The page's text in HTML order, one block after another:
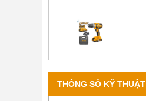
THÔNG SỐ KỸ THUẬT